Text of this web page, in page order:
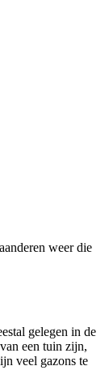
weer die
gelegen in de
een tuin zijn,
veel gazons te